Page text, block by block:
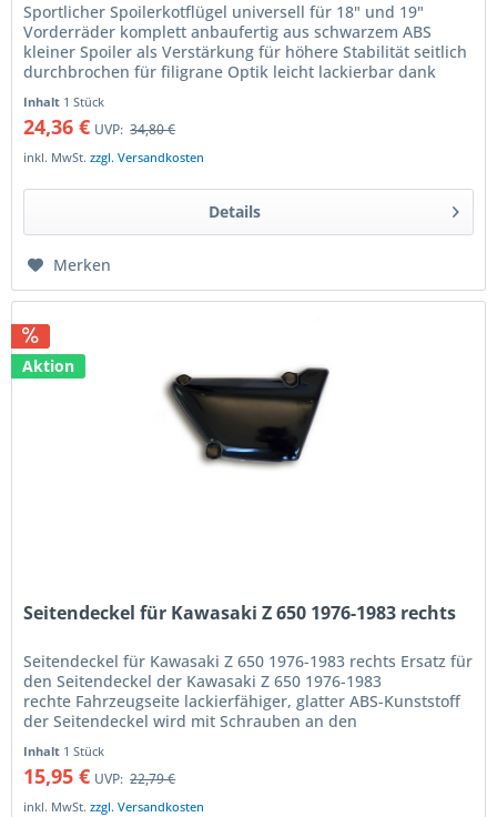
Sportlicher Spoilerkotflügel universell für 18" und 19"
Vorderräder komplett anbaufertig aus schwarzem ABS
kleiner Spoiler als Verstärkung für höhere Stabilität seitlich
durchbrochen für filigrane Optik leicht lackierbar dank
Inhalt 1 Stück
24,36 € UVP: 34,80 €
inkl. MwSt.zzgl. Versandkosten
Details
Merken
Aktion
Seitendeckel für Kawasaki Z 650 1976-1983 rechts
Seitendeckel für Kawasaki Z 650 1976-1983 rechts Ersatz für
den Seitendeckel der Kawasaki Z 650 1976-1983
rechte Fahrzeugseite lackierfähiger, glatter ABS-Kunststoff
der Seitendeckel wird mit Schrauben an den
Inhalt 1 Stück
15,95 € UVP: 22,79 €
inkl. MwSt.zzgl. Versandkosten